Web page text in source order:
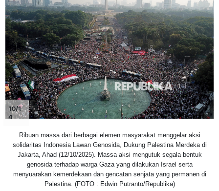
10/1
4
Ribuan massa dari berbagai elemen masyarakat menggelar aksi
solidaritas Indonesia Lawan Genosida, Dukung Palestina Merdeka di
Jakarta, Ahad (12/10/2025). Massa aksi mengutuk segala bentuk
genosida terhadap warga Gaza yang dilakukan Israel serta
menyuarakan kemerdekaan dan gencatan senjata yang permanen di
Palestina. (FOTO : Edwin Putranto/Republika)